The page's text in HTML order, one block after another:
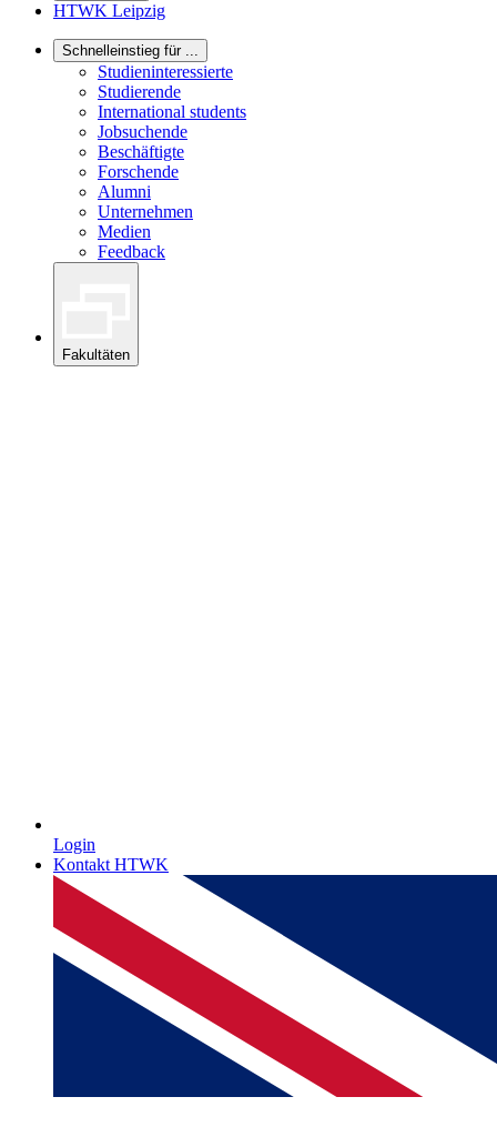
HTWK Leipzig
Schnelleinstieg für ...
Studieninteressierte
Studierende
International students
Jobsuchende
Beschäftigte
Forschende
Alumni
Unternehmen
Medien
Feedback
Fakultäten
Login
Kontakt HTWK